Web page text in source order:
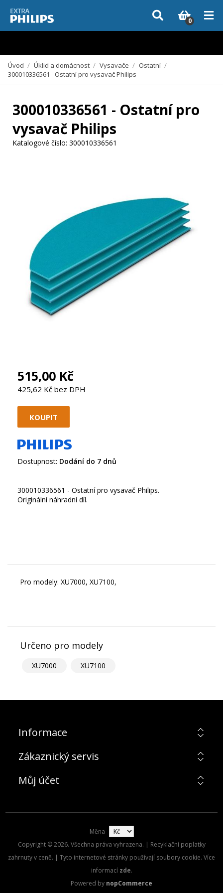
Vzhledem k aktuální situaci se může dodání dílů, které nejsou skladem,
zpozdit. Děkujeme za pochopení.
0
Úvod / Úklid a domácnost / Vysavače / Ostatní /
300010336561 - Ostatní pro vysavač Philips
300010336561 - Ostatní pro
vysavač Philips
Katalogové číslo: 300010336561
515,00 Kč
425,62 Kč bez DPH
Dostupnost: Dodání do 7 dnů
300010336561 - Ostatní pro vysavač Philips.
Originální náhradní díl.
Pro modely: XU7000, XU7100,
Určeno pro modely
XU7000 XU7100
Informace
Zákaznický servis
Můj účet
Měna
Copyright © 2026. Všechna práva vyhrazena. | Recyklační poplatky
zahrnuty v ceně. | Tyto internetové stránky používají soubory cookie. Více
informací zde.
Powered by nopCommerce